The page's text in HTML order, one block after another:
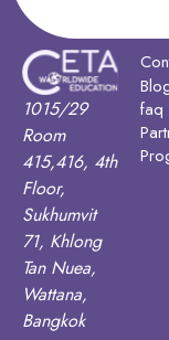
1015/29
Room
415,416, 4th
Floor,
Sukhumvit
71, Khlong
Tan Nuea,
Wattana,
Bangkok
faq